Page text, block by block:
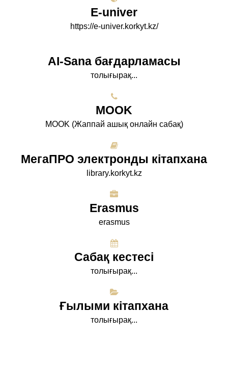
E-univer
https://e-univer.korkyt.kz/
AI-Sana бағдарламасы
толығырақ...
МООK
МООK (Жаппай ашық онлайн сабақ)
МегаПРО электронды кітапхана
library.korkyt.kz
Erasmus
erasmus
Сабақ кестесі
толығырақ...
Ғылыми кітапхана
толығырақ...